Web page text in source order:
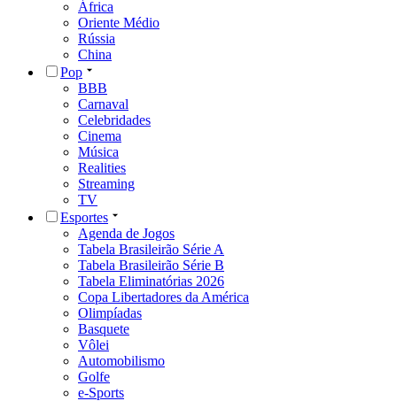
África
Oriente Médio
Rússia
China
Pop
BBB
Carnaval
Celebridades
Cinema
Música
Realities
Streaming
TV
Esportes
Agenda de Jogos
Tabela Brasileirão Série A
Tabela Brasileirão Série B
Tabela Eliminatórias 2026
Copa Libertadores da América
Olimpíadas
Basquete
Vôlei
Automobilismo
Golfe
e-Sports